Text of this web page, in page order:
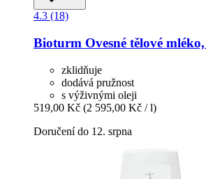
4.3 (18)
Bioturm Ovesné tělové
zklidňuje
dodává pružnost
s výživnými oleji
519,00 Kč (2 595,00 Kč / l)
Doručení do 12. srpna